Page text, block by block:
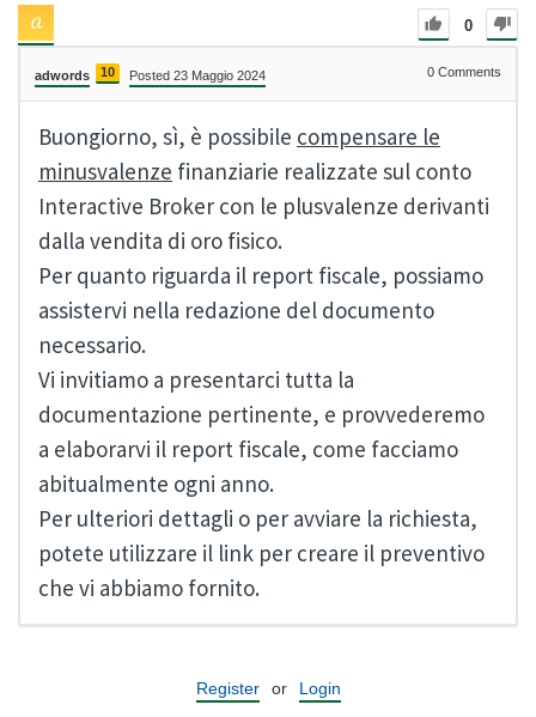
0
adwords 10 Posted 23 Maggio 2024 0 Comments
Buongiorno, sì, è possibile compensare le
minusvalenze finanziarie realizzate sul conto
Interactive Broker con le plusvalenze derivanti
dalla vendita di oro fisico.
Per quanto riguarda il report fiscale, possiamo
assistervi nella redazione del documento
necessario.
Vi invitiamo a presentarci tutta la
documentazione pertinente, e provvederemo
a elaborarvi il report fiscale, come facciamo
abitualmente ogni anno.
Per ulteriori dettagli o per avviare la richiesta,
potete utilizzare il link per creare il preventivo
che vi abbiamo fornito.
Register or Login